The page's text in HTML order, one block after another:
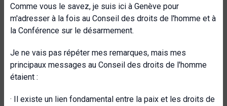
Comme vous le savez, je suis ici à Genève pour
m'adresser à la fois au Conseil des droits de l'homme et à
la Conférence sur le désarmement.
Je ne vais pas répéter mes remarques, mais mes
principaux messages au Conseil des droits de l'homme
étaient :
· Il existe un lien fondamental entre la paix et les droits de